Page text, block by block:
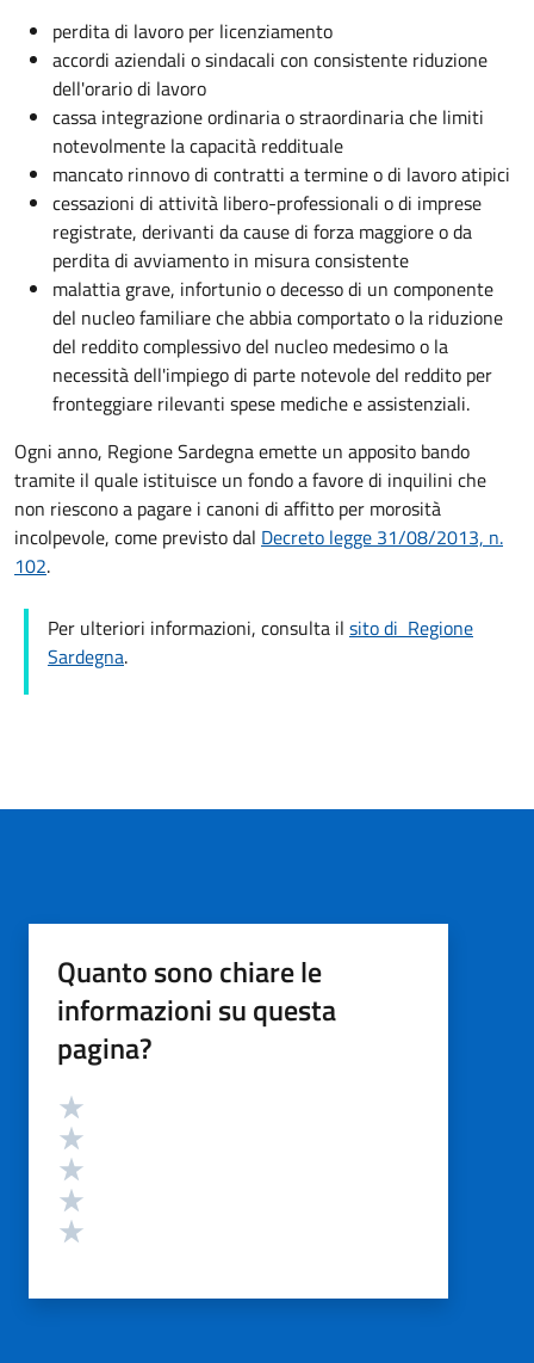
perdita di lavoro per licenziamento
accordi aziendali o sindacali con consistente riduzione
dell'orario di lavoro
cassa integrazione ordinaria o straordinaria che limiti
notevolmente la capacità reddituale
mancato rinnovo di contratti a termine o di lavoro atipici
cessazioni di attività libero-professionali o di imprese
registrate, derivanti da cause di forza maggiore o da
perdita di avviamento in misura consistente
malattia grave, infortunio o decesso di un componente
del nucleo familiare che abbia comportato o la riduzione
del reddito complessivo del nucleo medesimo o la
necessità dell'impiego di parte notevole del reddito per
fronteggiare rilevanti spese mediche e assistenziali.
Ogni anno, Regione Sardegna emette un apposito bando
tramite il quale istituisce un fondo a favore di inquilini che
non riescono a pagare i canoni di affitto per morosità
incolpevole, come previsto dal Decreto legge 31/08/2013, n.
102.
Per ulteriori informazioni, consulta il sito di Regione
Sardegna.
Quanto sono chiare le
informazioni su questa
pagina?
Valutazione